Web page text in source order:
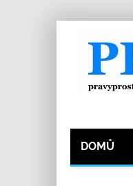
DOMŮ